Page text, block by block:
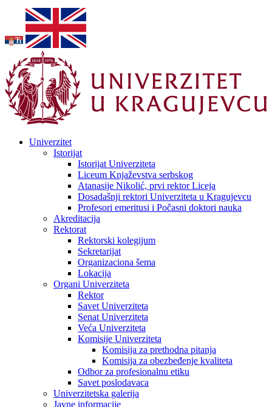
Univerzitet
Istorijat
Istorijat Univerziteta
Liceum Knjaževstva serbskog
Atanasije Nikolić, prvi rektor Liceja
Dosadašnji rektori Univerziteta u Kragujevcu
Profesori emeritusi i Počasni doktori nauka
Akreditacija
Rektorat
Rektorski kolegijum
Sekretarijat
Organizaciona šema
Lokacija
Organi Univerziteta
Rektor
Savet Univerziteta
Senat Univerziteta
Veća Univerziteta
Komisije Univerziteta
Komisija za prethodna pitanja
Komisija za obezbeđenje kvaliteta
Odbor za profesionalnu etiku
Savet poslodavaca
Univerzitetska galerija
Javne informacije